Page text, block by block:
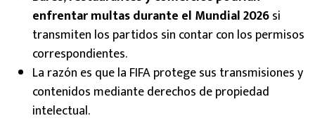
enfrentar multas durante el Mundial 2026si
transmiten los partidos sin contar con los permisos
correspondientes.
La razón es que la FIFA protege sus transmisiones y
contenidos mediante derechos de propiedad
intelectual.